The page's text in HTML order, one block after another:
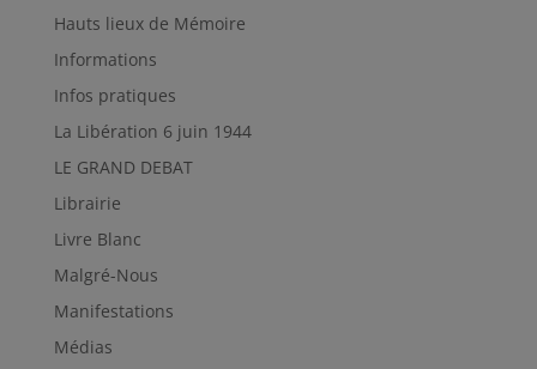
Hauts lieux de Mémoire
Informations
Infos pratiques
La Libération 6 juin 1944
LE GRAND DEBAT
Librairie
Livre Blanc
Malgré-Nous
Manifestations
Médias